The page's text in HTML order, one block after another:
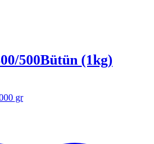
500Bütün (1kg)